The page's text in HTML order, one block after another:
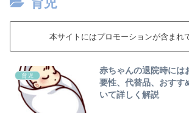
本サイトにはプロモーションが含まれ
育児
赤ちゃんの退院時には
要性、代替品、おすす
いて詳しく解説